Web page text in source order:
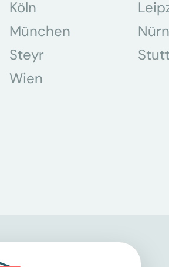
Köln
München
Steyr
Wien